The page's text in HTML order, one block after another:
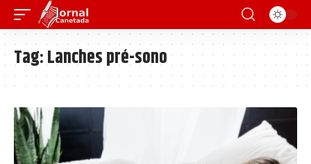
Tag:Lanches pré-sono